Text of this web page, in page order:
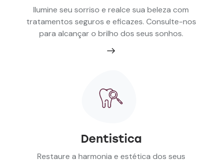
Ilumine seu sorriso e realce sua beleza com
tratamentos seguros e eficazes. Consulte-nos
para alcançar o brilho dos seus sonhos.
Dentistica
Restaure a harmonia e estética dos seus